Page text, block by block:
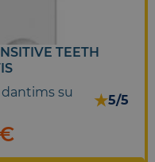
TEETH
su
★5/5